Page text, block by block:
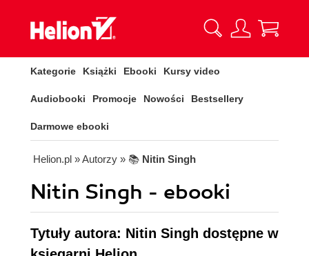
Kategorie Książki Ebooki Kursy video
Audiobooki Promocje Nowości Bestsellery
Darmowe ebooki
Helion.pl » Autorzy » 📚 Nitin Singh
Nitin Singh - ebooki
Tytuły autora: Nitin Singh dostępne w